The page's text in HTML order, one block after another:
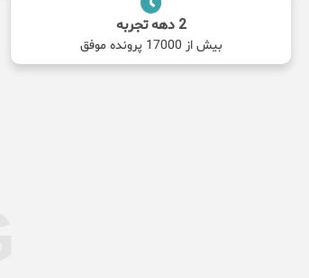
2 دهه تجربه
بیش از 17000 پرونده موفق